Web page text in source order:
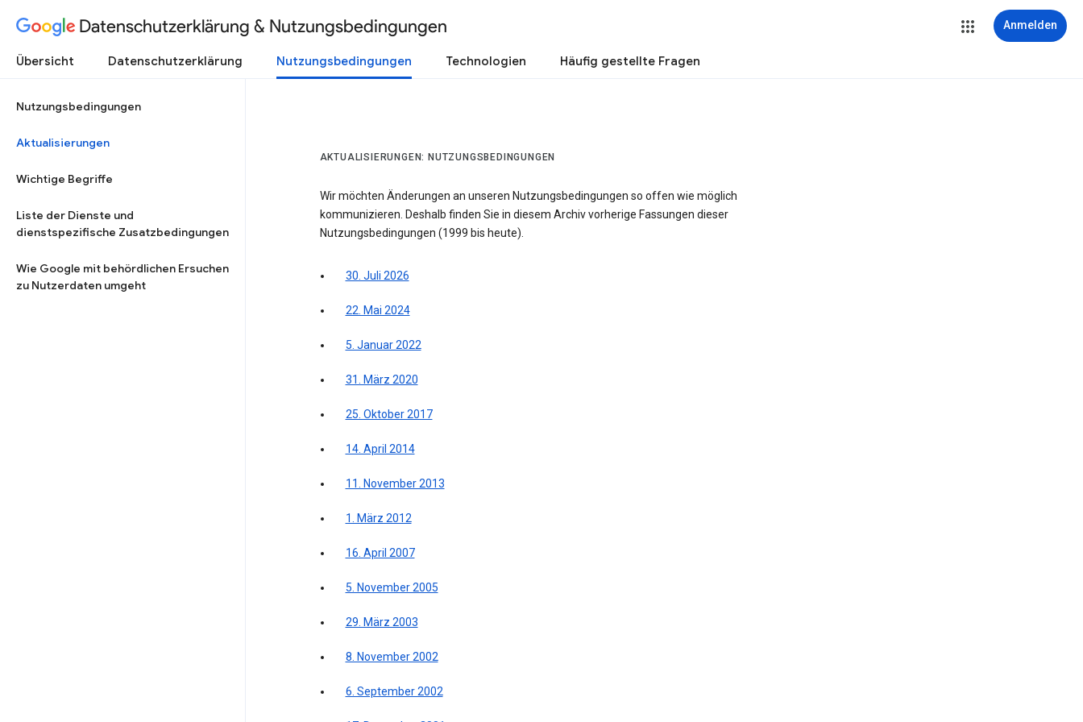
Datenschutzerklärung & Nutzungsbedingungen Anmelden
Übersicht Datenschutzerklärung Nutzungsbedingungen Technologien Häufig gestellte Fragen
Nutzungsbedingungen
Aktualisierungen
Wichtige Begriffe
Liste der Dienste und
dienstspezifische Zusatzbedingungen
Wie Google mit behördlichen Ersuchen
zu Nutzerdaten umgeht
AKTUALISIERUNGEN: NUTZUNGSBEDINGUNGEN
Wir möchten Änderungen an unseren Nutzungsbedingungen so offen wie möglich
kommunizieren. Deshalb finden Sie in diesem Archiv vorherige Fassungen dieser
Nutzungsbedingungen (1999 bis heute).
30. Juli 2026
22. Mai 2024
5. Januar 2022
31. März 2020
25. Oktober 2017
14. April 2014
11. November 2013
1. März 2012
16. April 2007
5. November 2005
29. März 2003
8. November 2002
6. September 2002